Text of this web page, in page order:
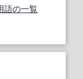
語の一覧